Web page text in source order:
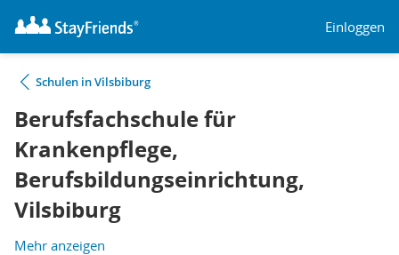
Einloggen
Schulen in Vilsbiburg
Berufsfachschule für
Krankenpflege,
Berufsbildungseinrichtung,
Vilsbiburg
Mehr anzeigen